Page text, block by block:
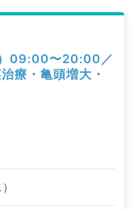
09:00〜20:00／
療・亀頭増大・